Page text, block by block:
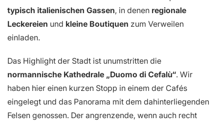
typisch italienischen Gassen, in denen regionale
Leckereien und kleine Boutiquen zum Verweilen
einladen.
Das Highlight der Stadt ist unumstritten die
normannische Kathedrale „Duomo di Cefalù“. Wir
haben hier einen kurzen Stopp in einem der Cafés
eingelegt und das Panorama mit dem dahinterliegenden
Felsen genossen. Der angrenzende, wenn auch recht